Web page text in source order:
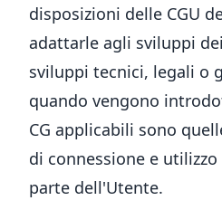
disposizioni delle CGU
adattarle agli sviluppi
sviluppi tecnici, legali o
quando vengono
CG applicabili sono
di connessione e
parte dell'Utente.